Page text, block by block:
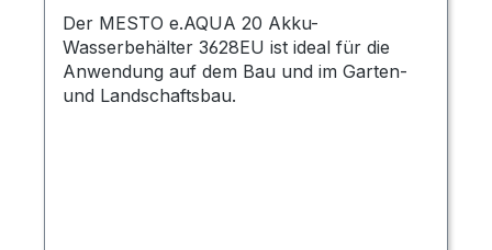
Der MESTO e.AQUA 20 Akku-
Wasserbehälter 3628EU ist ideal für die
Anwendung auf dem Bau und im Garten-
und Landschaftsbau.